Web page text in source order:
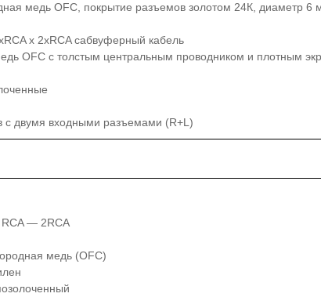
медь OFC, покрытие разъемов золотом 24К, диаметр 6
x 2xRCA сабвуферный кабель
OFC с толстым центральным проводником и плотным
с двумя входными разъемами (R+L)
— 2RCA
медь (OFC)